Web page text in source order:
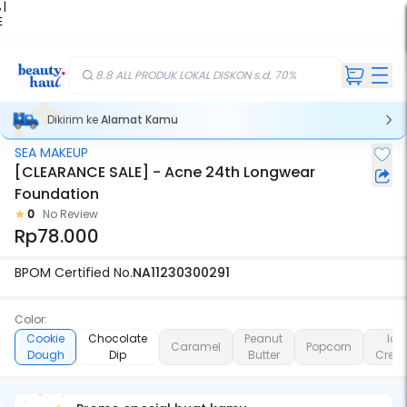
|
8.8 ALL PRODUK LOKAL DISKON s.d. 70%
Dikirim keAlamat Kamu
SEA MAKEUP
[CLEARANCE SALE] - Acne 24th Longwear
Foundation
0 No Review
Rp78.000
BPOM Certified No.NA11230300291
Color:
Cookie
Dough
Chocolate
Dip
Caramel
Peanut
Butter
Popcorn
Ice